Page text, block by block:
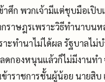
ก พวกเจ้ามีแต่ชุบมือเปิบ
ราษฎรเพราะวิธีทำนาบน
ทำนาไม่ได้ผล รัฐบาลไม่
ดกองหนุนแล้วก็ไม่มีงานท
ราชการชั้นผู้น้อย นายสิบ